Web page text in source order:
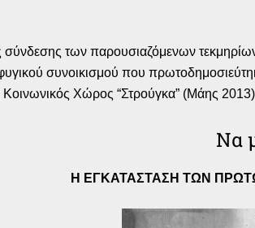
σύνδεσης των παρουσιαζόμενων
συνοικισμού που
Κοινωνικός Χώρος “Στρούγκα” (Μάης
Να
Η ΕΓΚΑΤΑΣΤΑΣΗ ΤΩΝ